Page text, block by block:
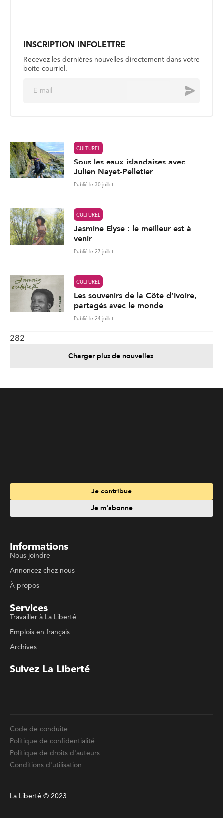
l
Sous les eaux islandaises avec
Jasmine Elyse : le meilleur est à
venir
Publié le 27 juillet
Les souvenirs de la Côte d’Ivoire,
partagés avec le monde
Publié le 24 juillet
Charger plus de nouvelles
Je contribue
Services
Suivez La Liberté
Code de conduite
Politique de confidentialité
Politique de droits d'auteurs
La Liberté © 2023